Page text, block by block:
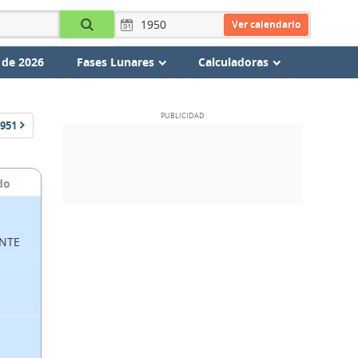
Ver calendario
2026 Fases Lunares Calculadoras